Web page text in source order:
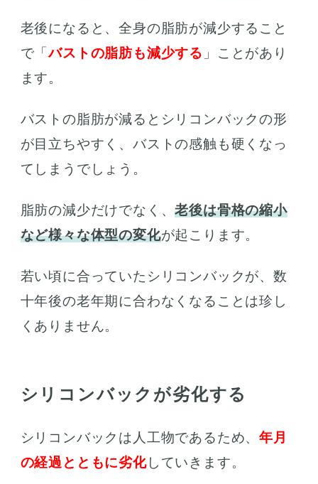
老後になると、全身の脂肪が減少すること
で「バストの脂肪も減少する 」ことがあり
ます。
バストの脂肪が減るとシリコンバックの形
が目立ちやすく、バストの感触も硬くなっ
てしまうでしょう。
脂肪の減少だけでなく、老後は骨格の縮小
など様々な体型の変化が起こります。
若い頃に合っていたシリコンバックが、数
十年後の老年期に合わなくなることは珍し
くありません。
シリコンバックが劣化する
シリコンバックは人工物であるため、年月
の経過とともに劣化していきます。